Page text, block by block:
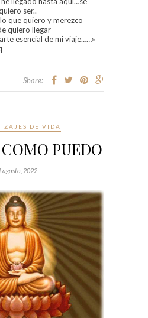
ser..
que quiero y merezco
quiero llegar
esencial de mi viaje……»
Share:
DE VIDA
PUEDO
agosto, 2022